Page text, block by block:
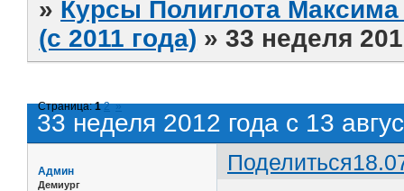
» Курсы Полиглота
(с 2011 года) »33 неделя
33 неделя 2012 года с 13
Страница:1 2 »
Поделиться
Админ
Демиург